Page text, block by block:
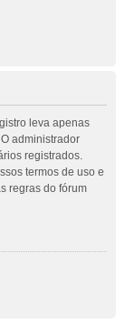
leva apenas
administrador
registrados.
termos de uso e
regras do fórum